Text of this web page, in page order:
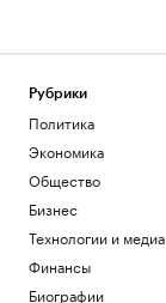
Рубрики
Политика
Экономика
Общество
Бизнес
Технологии и медиа
Финансы
Биографии